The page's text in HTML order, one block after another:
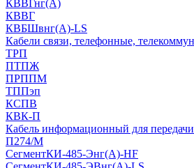
КВВГнг(А)
КВВГ
КВБШвнг(А)-LS
Кабели связи, телефонные,
ТРП
ПТПЖ
ПРППМ
ТППэп
КСПВ
КВК-П
Кабель информационный для
П274/М
СегментКИ-485-Энг(А)-HF